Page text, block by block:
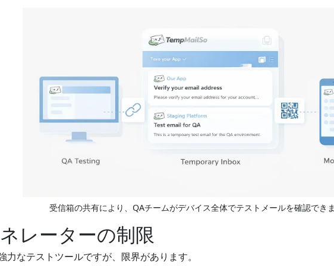
受信箱の共有により、QAチームがデバイス全体でテストメールを確認でき
レーターの制限
なテストツールですが、限界があります。